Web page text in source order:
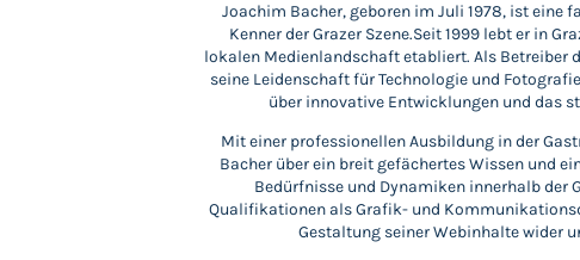
Joachim Bacher, geboren im Juli 1978, ist eine
Kenner der Grazer Szene.Seit 1999 lebt er in
lokalen Medienlandschaft etabliert. Als Betreiber
seine Leidenschaft für Technologie und
über innovative Entwicklungen und das
Mit einer professionellen Ausbildung in der
Bacher über ein breit gefächertes Wissen und
Bedürfnisse und Dynamiken innerhalb der
Qualifikationen als Grafik- und
Gestaltung seiner Webinhalte wider